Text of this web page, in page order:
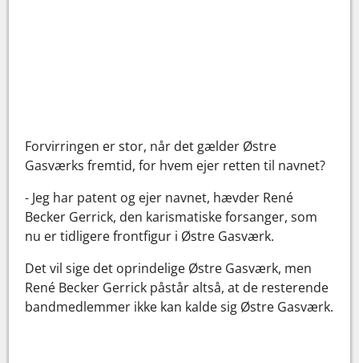
Forvirringen er stor, når det gælder Østre
Gasværks fremtid, for hvem ejer retten til navnet?
- Jeg har patent og ejer navnet, hævder René
Becker Gerrick, den karismatiske forsanger, som
nu er tidligere frontfigur i Østre Gasværk.
Det vil sige det oprindelige Østre Gasværk, men
René Becker Gerrick påstår altså, at de resterende
bandmedlemmer ikke kan kalde sig Østre Gasværk.